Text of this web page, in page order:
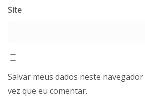
Site
Salvar meus dados neste
vez que eu comentar.